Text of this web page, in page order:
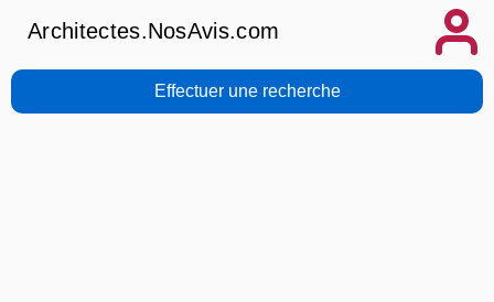
Architectes.NosAvis.com
Effectuer une recherche